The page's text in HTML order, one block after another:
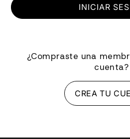
INICIAR
¿Compraste una
cuenta?
CREA TU